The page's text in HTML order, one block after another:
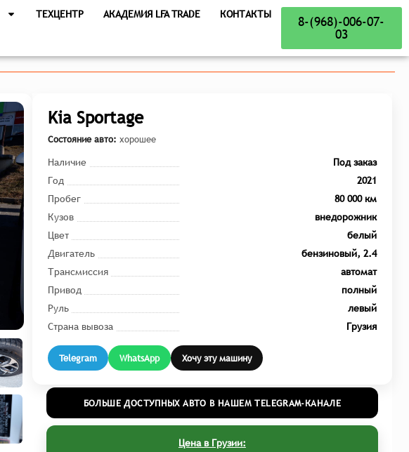
ТЕХЦЕНТР АКАДЕМИЯ LFA TRADE КОНТАКТЫ 8-(968)-006-07-
03
Kia Sportage
Состояние авто: хорошее
Наличие
Под заказ
Год
2021
Пробег
80 000 км
Кузов
внедорожник
Цвет
белый
Двигатель
бензиновый, 2.4
Трансмиссия
автомат
Привод
полный
Руль
левый
Страна вывоза
Грузия
Telegram WhatsApp Хочу эту машину
БОЛЬШЕ ДОСТУПНЫХ АВТО В НАШЕМ TELEGRAM-КАНАЛЕ
Цена в Грузии: